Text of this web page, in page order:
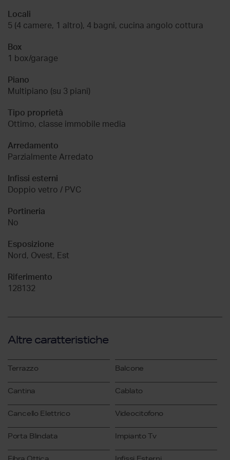
Locali
5 (4 camere, 1 altro), 4 bagni, cucina angolo cottura
Box
1 box/garage
Piano
Multipiano (su 3 piani)
Tipo proprietà
Ottimo, classe immobile media
Arredamento
Parzialmente Arredato
Infissi esterni
Doppio vetro / PVC
Portineria
No
Esposizione
Nord, Ovest, Est
Riferimento
128132
Altre caratteristiche
Terrazzo Balcone
Cantina Cablato
Cancello Elettrico Videocitofono
Porta Blindata Impianto Tv